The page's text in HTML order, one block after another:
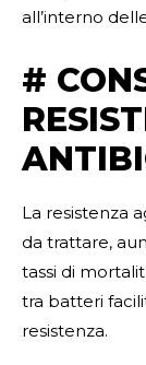
all’interno
#
La resistenza
da trattare,
tassi di
tra batteri
resistenza.